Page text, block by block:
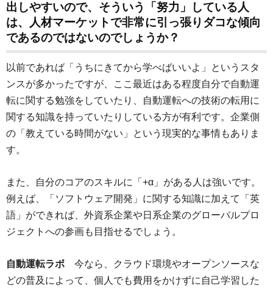
出しやすいので、そういう「努力」している人
は、人材マーケットで非常に引っ張りダコな傾向
であるのではないのでしょうか？
以前であれば「うちにきてから学べばいいよ」というスタ
ンスが多かったですが、ここ最近はある程度自分で自動運
転に関する勉強をしていたり、自動運転への技術の転用に
関する知識を持っていたりしている方が有利です。企業側
の「教えている時間がない」という現実的な事情もありま
す。
また、自分のコアのスキルに「+α」がある人は強いです。
例えば、「ソフトウェア開発」に関する知識に加えて「英
語」ができれば、外資系企業や日系企業のグローバルプロ
ジェクトへの参画も目指せるでしょう。
自動運転ラボ 今なら、クラウド環境やオープンソースな
どの普及によって、個人でも費用をかけずに自己学習した